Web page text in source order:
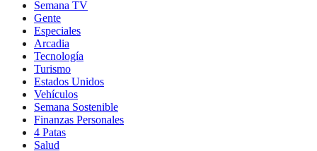
Semana TV
Gente
Especiales
Arcadia
Tecnología
Turismo
Estados Unidos
Vehículos
Semana Sostenible
Finanzas Personales
4 Patas
Salud